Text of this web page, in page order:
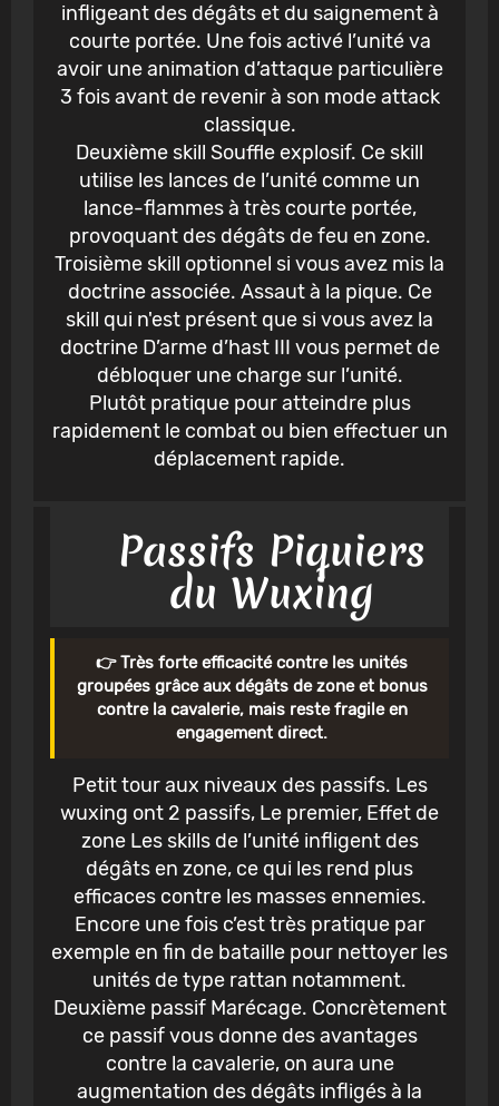
infligeant des dégâts et du saignement à
courte portée. Une fois activé l’unité va
avoir une animation d’attaque particulière
3 fois avant de revenir à son mode attack
classique.
Deuxième skill Souffle explosif. Ce skill
utilise les lances de l’unité comme un
lance-flammes à très courte portée,
provoquant des dégâts de feu en zone.
Troisième skill optionnel si vous avez mis la
doctrine associée. Assaut à la pique. Ce
skill qui n'est présent que si vous avez la
doctrine D’arme d’hast III vous permet de
débloquer une charge sur l’unité.
Plutôt pratique pour atteindre plus
rapidement le combat ou bien effectuer un
déplacement rapide.
Passifs Piquiers
du Wuxing
👉 Très forte efficacité contre les unités
groupées grâce aux dégâts de zone et bonus
contre la cavalerie, mais reste fragile en
engagement direct.
Petit tour aux niveaux des passifs. Les
wuxing ont 2 passifs, Le premier, Effet de
zone Les skills de l’unité infligent des
dégâts en zone, ce qui les rend plus
efficaces contre les masses ennemies.
Encore une fois c’est très pratique par
exemple en fin de bataille pour nettoyer les
unités de type rattan notamment.
Deuxième passif Marécage. Concrètement
ce passif vous donne des avantages
contre la cavalerie, on aura une
augmentation des dégâts infligés à la